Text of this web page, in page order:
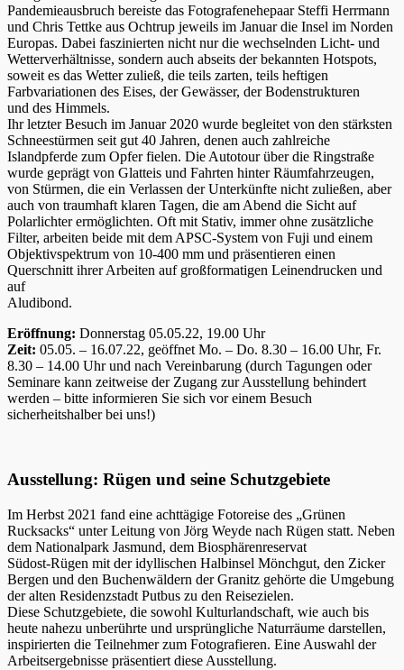
Pandemieausbruch bereiste das Fotografenehepaar Steffi Herrmann
und Chris Tettke aus Ochtrup jeweils im Januar die Insel im Norden
Europas. Dabei faszinierten nicht nur die wechselnden Licht- und
Wetterverhältnisse, sondern auch abseits der bekannten Hotspots,
soweit es das Wetter zuließ, die teils zarten, teils heftigen
Farbvariationen des Eises, der Gewässer, der Bodenstrukturen
und des Himmels.
Ihr letzter Besuch im Januar 2020 wurde begleitet von den stärksten
Schneestürmen seit gut 40 Jahren, denen auch zahlreiche
Islandpferde zum Opfer fielen. Die Autotour über die Ringstraße
wurde geprägt von Glatteis und Fahrten hinter Räumfahrzeugen,
von Stürmen, die ein Verlassen der Unterkünfte nicht zuließen, aber
auch von traumhaft klaren Tagen, die am Abend die Sicht auf
Polarlichter ermöglichten. Oft mit Stativ, immer ohne zusätzliche
Filter, arbeiten beide mit dem APSC-System von Fuji und einem
Objektivspektrum von 10-400 mm und präsentieren einen
Querschnitt ihrer Arbeiten auf großformatigen Leinendrucken und
auf
Aludibond.
Eröffnung: Donnerstag 05.05.22, 19.00 Uhr
Zeit: 05.05. – 16.07.22, geöffnet Mo. – Do. 8.30 – 16.00 Uhr, Fr.
8.30 – 14.00 Uhr und nach Vereinbarung (durch Tagungen oder
Seminare kann zeitweise der Zugang zur Ausstellung behindert
werden – bitte informieren Sie sich vor einem Besuch
sicherheitshalber bei uns!)
Ausstellung: Rügen und seine Schutzgebiete
Im Herbst 2021 fand eine achttägige Fotoreise des „Grünen
Rucksacks“ unter Leitung von Jörg Weyde nach Rügen statt. Neben
dem Nationalpark Jasmund, dem Biosphärenreservat
Südost-Rügen mit der idyllischen Halbinsel Mönchgut, den Zicker
Bergen und den Buchenwäldern der Granitz gehörte die Umgebung
der alten Residenzstadt Putbus zu den Reisezielen.
Diese Schutzgebiete, die sowohl Kulturlandschaft, wie auch bis
heute nahezu unberührte und ursprüngliche Naturräume darstellen,
inspirierten die Teilnehmer zum Fotografieren. Eine Auswahl der
Arbeitsergebnisse präsentiert diese Ausstellung.